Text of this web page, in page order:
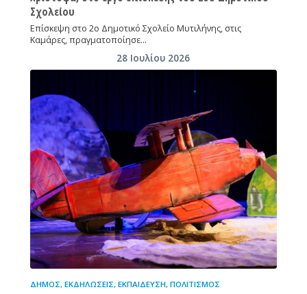
Σχολείου
Επίσκεψη στο 2ο Δημοτικό Σχολείο Μυτιλήνης, στις
Καμάρες, πραγματοποίησε…
28 Ιουλίου 2026
ΔΉΜΟΣ, ΕΚΔΗΛΏΣΕΙΣ, ΕΚΠΑΊΔΕΥΣΗ, ΠΟΛΙΤΙΣΜΌΣ